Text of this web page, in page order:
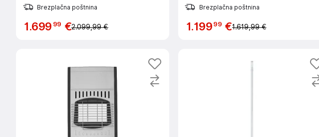
Brezplačna poštnina
1.699 99 €2.099,99 €
Brezplačna poštnina
1.19999 €1.619,99 €